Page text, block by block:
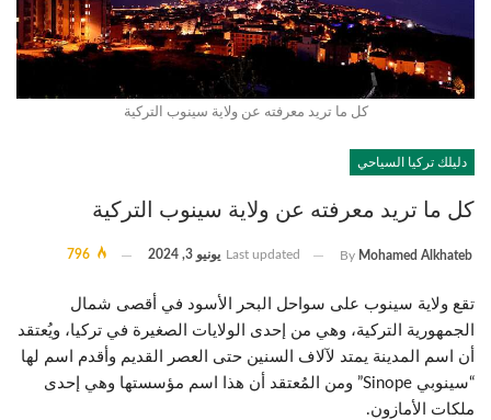
كل ما تريد معرفته عن ولاية سينوب التركية
دليلك تركيا السياحي
كل ما تريد معرفته عن ولاية سينوب التركية
By Mohamed Alkhateb
Last updated يونيو 3, 2024
تقع ولاية سينوب على سواحل البحر الأسود في أقصى شمال
الجمهورية التركية، وهي من إحدى الولايات الصغيرة في تركيا، ويُعتقد
أن اسم المدينة يمتد لآلاف السنين حتى العصر القديم وأقدم اسم لها
“سينوبي Sinope” ومن المُعتقد أن هذا اسم مؤسستها وهي إحدى
ملكات الأمازون.